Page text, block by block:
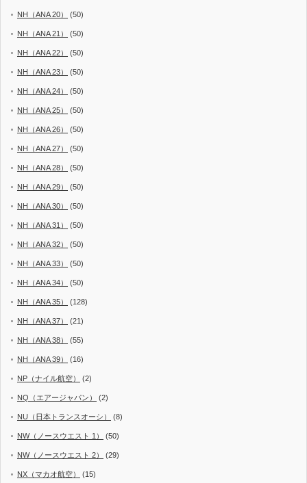
NH（ANA 20） (50)
NH（ANA 21） (50)
NH（ANA 22） (50)
NH（ANA 23） (50)
NH（ANA 24） (50)
NH（ANA 25） (50)
NH（ANA 26） (50)
NH（ANA 27） (50)
NH（ANA 28） (50)
NH（ANA 29） (50)
NH（ANA 30） (50)
NH（ANA 31） (50)
NH（ANA 32） (50)
NH（ANA 33） (50)
NH（ANA 34） (50)
NH（ANA 35） (128)
NH（ANA 37） (21)
NH（ANA 38） (55)
NH（ANA 39） (16)
NP（ナイル航空） (2)
NQ（エアージャパン） (2)
NU（日本トランスオーシ） (8)
NW（ノースウエスト 1） (50)
NW（ノースウエスト 2） (29)
NX（マカオ航空） (15)